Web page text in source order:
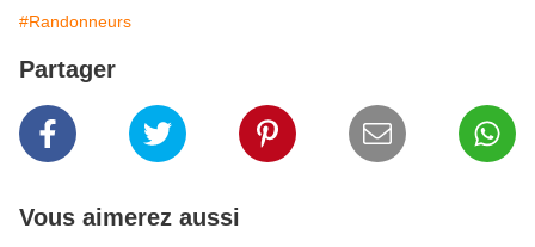
#Randonneurs
Partager
Vous aimerez aussi